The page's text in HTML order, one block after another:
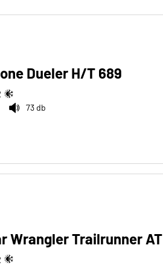
Dueler H/T 689
73 db
Wrangler Trailrunner AT